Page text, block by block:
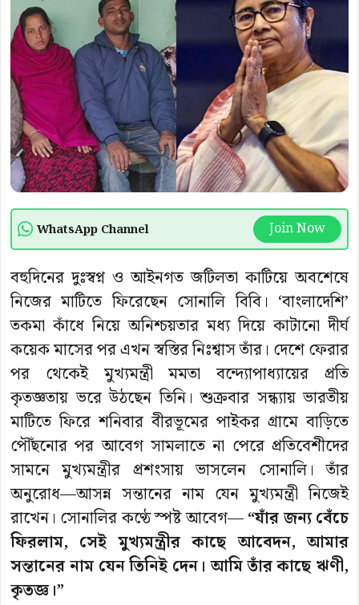
WhatsApp Channel Join Now
বহুদিনের দুঃস্বপ্ন ও আইনগত জটিলতা কাটিয়ে অবশেষে
নিজের মাটিতে ফিরেছেন সোনালি বিবি। ‘বাংলাদেশি’
তকমা কাঁধে নিয়ে অনিশ্চয়তার মধ্য দিয়ে কাটানো দীর্ঘ
কয়েক মাসের পর এখন স্বস্তির নিঃশ্বাস তাঁর। দেশে ফেরার
পর থেকেই মুখ্যমন্ত্রী মমতা বন্দ্যোপাধ্যায়ের প্রতি
কৃতজ্ঞতায় ভরে উঠছেন তিনি। শুক্রবার সন্ধ্যায় ভারতীয়
মাটিতে ফিরে শনিবার বীরভূমের পাইকর গ্রামে বাড়িতে
পৌঁছনোর পর আবেগ সামলাতে না পেরে প্রতিবেশীদের
সামনে মুখ্যমন্ত্রীর প্রশংসায় ভাসলেন সোনালি। তাঁর
অনুরোধ—আসন্ন সন্তানের নাম যেন মুখ্যমন্ত্রী নিজেই
রাখেন। সোনালির কণ্ঠে স্পষ্ট আবেগ—“যাঁর জন‌্য বেঁচে
ফিরলাম, সেই মুখ‌্যমন্ত্রীর কাছে আবেদন, আমার
সন্তানের নাম যেন তিনিই দেন। আমি তাঁর কাছে ঋণী,
কৃতজ্ঞ।”